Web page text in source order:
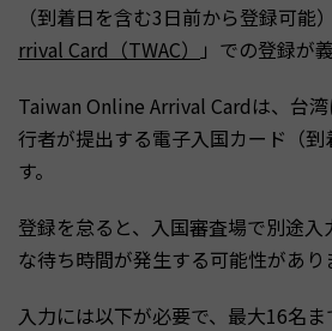
（到着日を含む3日前から登録可能
rrival Card（TWAC）
」での登録が
Taiwan Online Arrival Cardは、台
行者が提出する電子入国カード（
す。
登録を怠ると、入国審査場で別途
な待ち時間が発生する可能性があり
入力には以下が必要で、最大16名